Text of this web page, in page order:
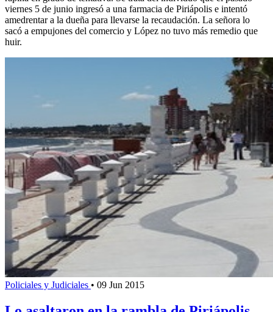
viernes 5 de junio ingresó a una farmacia de Piriápolis e intentó
amedrentar a la dueña para llevarse la recaudación. La señora lo
sacó a empujones del comercio y López no tuvo más remedio que
huir.
Policiales y Judiciales • 09 Jun 2015